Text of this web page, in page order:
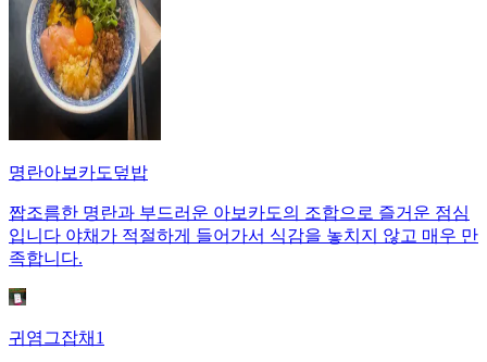
명란아보카도덮밥
짭조름한 명란과 부드러운 아보카도의 조합으로 즐거운 점심
입니다 야채가 적절하게 들어가서 식감을 놓치지 않고 매우 만
족합니다.
귀염그잡채1